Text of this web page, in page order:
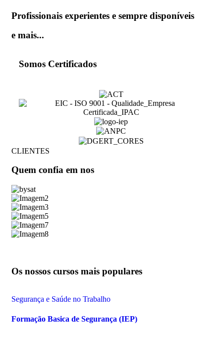
Profissionais experientes e sempre disponíveis
e mais...
Somos Certificados
CLIENTES
Quem confia em nos
Os nossos cursos mais populares
Segurança e Saúde no Trabalho
Formação Basica de Segurança (IEP)